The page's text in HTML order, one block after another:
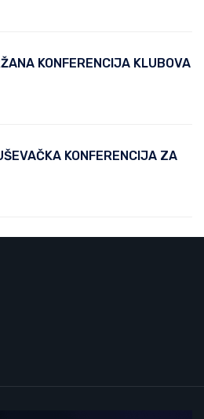
KONFERENCIJA KLUBOVA
KONFERENCIJA ZA